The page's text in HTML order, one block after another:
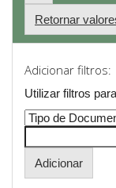
Retornar
Adicionar filtros:
Utilizar filtros